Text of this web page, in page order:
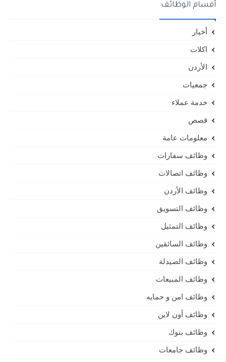
أقسام الوظائف
أخبار
اكلات
الأردن
جمعيات
خدمة عملاء
قصص
معلومات عامة
وظائف سفارات
وظائف اتصالات
وظائف الأردن
وظائف التسويق
وظائف التمثيل
وظائف السائقين
وظائف الصيدلة
وظائف المبيعات
وظائف امن و حمايه
وظائف أون لاين
وظائف بنوك
وظائف جامعات